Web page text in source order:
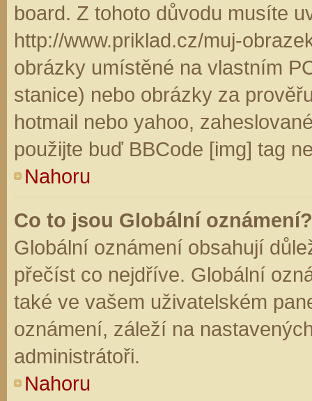
board. Z tohoto důvodu musíte
http://www.priklad.cz/muj-
obrázky umístěné na vlastním
stanice) nebo obrázky za
hotmail nebo yahoo,
použijte buď BBCode [img] tag
Nahoru
Co to jsou Globální oznámení?
Globální oznámení obsahují
přečíst co nejdříve. Globální
také ve vašem uživatelském
oznámení, záleží na
administrátoři.
Nahoru